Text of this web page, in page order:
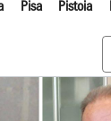
Pisa Pistoia